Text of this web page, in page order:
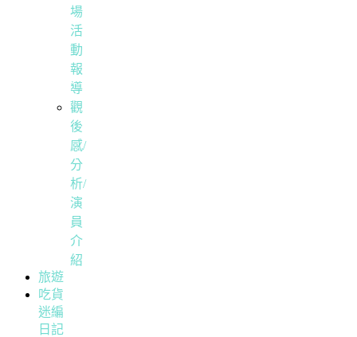
場
活
動
報
導
觀
後
感/
分
析/
演
員
介
紹
旅遊
吃貨
迷編
日記